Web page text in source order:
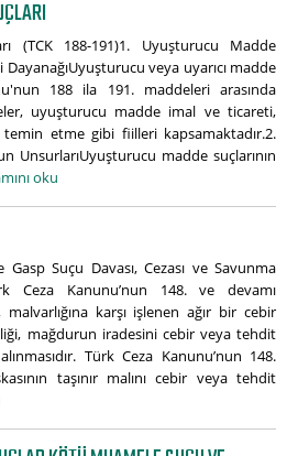
(TCK 188-191)1. Uyuşturucu Madde
DayanağıUyuşturucu veya uyarıcı madde
188 ila 191. maddeleri arasında
uyuşturucu madde imal ve ticareti,
etme gibi fiilleri kapsamaktadır.2.
UnsurlarıUyuşturucu madde suçlarının
oku
Suçu Davası, Cezası ve Savunma
Ceza Kanunu’nun 148. ve devamı
karşı işlenen ağır bir cebir
mağdurun iradesini cebir veya tehdit
Türk Ceza Kanunu’nun 148.
taşınır malını cebir veya tehdit